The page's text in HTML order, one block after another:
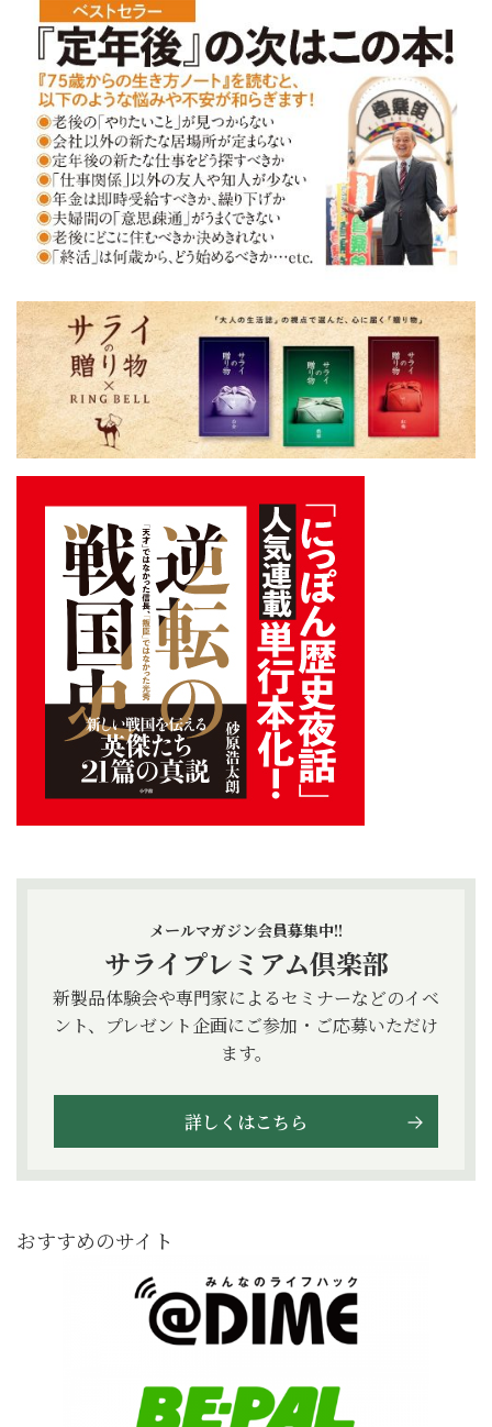
メールマガジン会員募集中!!
サライプレミアム倶楽部
新製品体験会や専門家によるセミナーなどのイベ
ント、プレゼント企画にご参加・ご応募いただけ
ます。
詳しくはこちら
おすすめのサイト